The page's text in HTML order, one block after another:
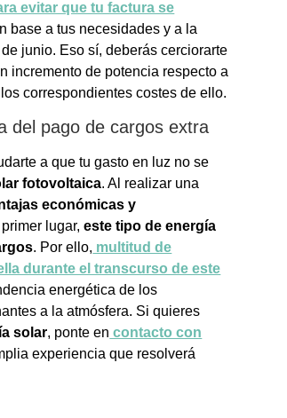
evitar que tu factura se
base a tus necesidades y a la
junio. Eso sí, deberás cerciorarte
incremento de potencia respecto a
correspondientes costes de ello.
del pago de cargos extra
a que tu gasto en luz no se
fotovoltaica. Al realizar una
económicas y
lugar, este tipo de energía
. Por ello, multitud de
durante el transcurso de este
energética de los
a la atmósfera. Si quieres
solar, ponte en contacto con
experiencia que resolverá